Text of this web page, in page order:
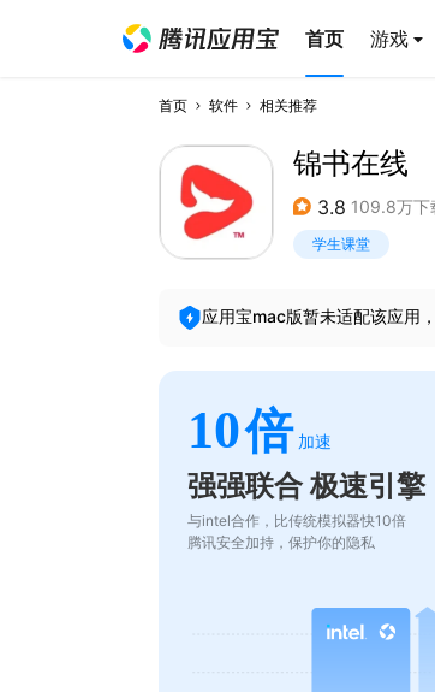
首页 游戏
首页 软件 相关推荐
锦书在线
3.8 109.8万下
学生课堂
应用宝mac版暂未适配该应用
10倍 加速
强强联合 极速引擎
与intel合作，比传统模拟器快10倍
腾讯安全加持，保护你的隐私